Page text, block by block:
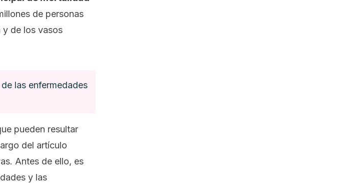
de personas
y de los vasos
las enfermedades
pueden resultar
del artículo
Antes de ello, es
y las